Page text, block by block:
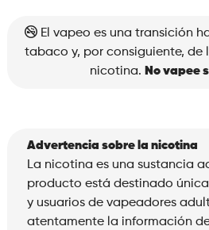
El vapeo es una transición
tabaco y, por consiguiente, de
nicotina. No vapee
Advertencia sobre la nicotina
La nicotina es una sustancia
producto está destinado
y usuarios de vapeadores
atentamente la información